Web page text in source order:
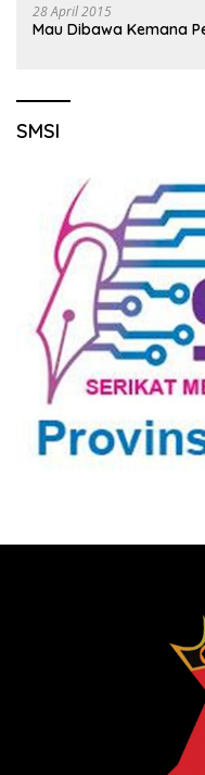
28 April 2015
Mau Dibawa Kemana
SMSI